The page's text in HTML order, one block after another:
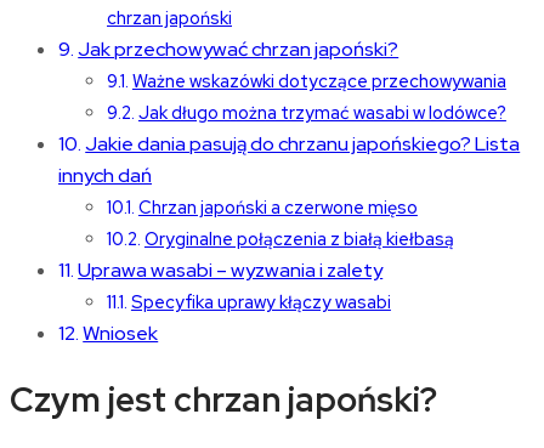
chrzan japoński
Jak przechowywać chrzan japoński?
Ważne wskazówki dotyczące przechowywania
Jak długo można trzymać wasabi w lodówce?
Jakie dania pasują do chrzanu japońskiego? Lista
innych dań
Chrzan japoński a czerwone mięso
Oryginalne połączenia z białą kiełbasą
Uprawa wasabi – wyzwania i zalety
Specyfika uprawy kłączy wasabi
Wniosek
Czym jest chrzan japoński?